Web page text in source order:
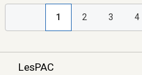
1 2 3 4
LesPAC